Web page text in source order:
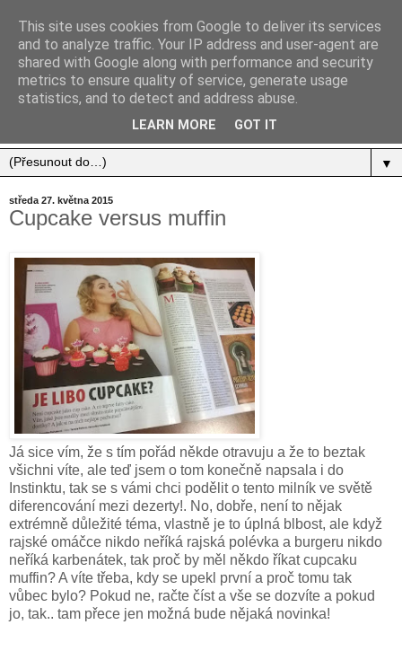
Jídlo, cestování, život.
▼
středa 27. května 2015
Cupcake versus muffin
Já sice vím, že s tím pořád někde otravuju a že to beztak
všichni víte, ale teď jsem o tom konečně napsala i do
Instinktu, tak se s vámi chci podělit o tento milník ve světě
diferencování mezi dezerty!. No, dobře, není to nějak
extrémně důležité téma, vlastně je to úplná blbost, ale když
rajské omáčce nikdo neříká rajská polévka a burgeru nikdo
neříká karbenátek, tak proč by měl někdo říkat cupcaku
muffin? A víte třeba, kdy se upekl první a proč tomu tak
vůbec bylo? Pokud ne, račte číst a vše se dozvíte a pokud
jo, tak.. tam přece jen možná bude nějaká novinka!
This site uses cookies from Google to deliver its services
and to analyze traffic. Your IP address and user-agent are
shared with Google along with performance and security
metrics to ensure quality of service, generate usage
statistics, and to detect and address abuse.
LEARN MORE GOT IT